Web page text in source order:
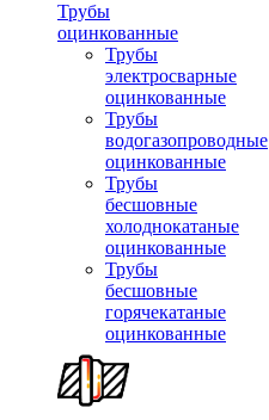
Трубы
оцинкованные
Трубы
электросварные
оцинкованные
Трубы
водогазопроводные
оцинкованные
Трубы
бесшовные
холоднокатаные
оцинкованные
Трубы
бесшовные
горячекатаные
оцинкованные